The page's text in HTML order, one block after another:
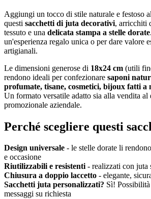
Aggiungi un tocco di stile naturale e festoso
questi sacchetti di juta decorativi, arricchiti
tessuto e una delicata stampa a stelle dorate
un'esperienza regalo unica o per dare valore
artigianali.
Le dimensioni generose di 18x24 cm (utili
rendono ideali per confezionare saponi
profumate, tisane, cosmetici, bijoux fatti a
Un formato versatile adatto sia alla vendita al
promozionale aziendale.
Perché scegliere questi
Design universale - le stelle dorate li
e occasione
Riutilizzabili e resistenti- realizzati con juta
Chiusura a doppio laccetto - elegante,
Sacchetti juta personalizzati? Sì!
messaggi su richiesta